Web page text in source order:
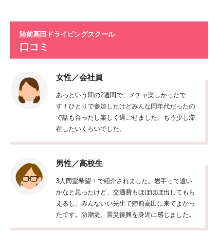
陸前高田ドライビングスクール
口コミ
女性／会社員
あっという間の2週間で、メチャ楽しかったで
す！ひとりで参加したけどみんな同年代だったの
で話も合ったし楽しく過ごせました。もう少し滞
在したいくらいでした。
男性／高校生
3人同室希望！で紹介されました。岩手って遠い
かなと思ったけど、交通費もほぼほぼ出してもら
えるし、みんないい先生で陸前高田に来てよかっ
たです。防潮堤、震災復興を身近に感じました。